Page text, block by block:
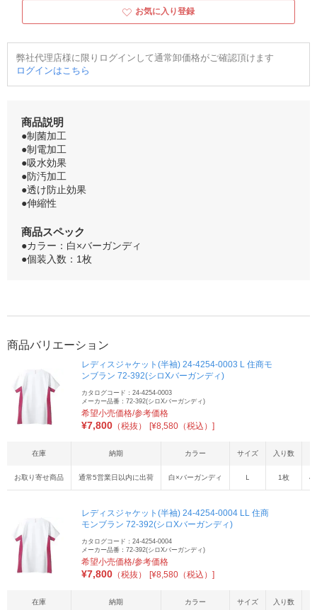
お気に入り登録
弊社代理店様に限りログインして通常卸価格がご確認頂けます
ログインはこちら
商品説明
●制菌加工
●制電加工
●吸水効果
●防汚加工
●透け防止効果
●伸縮性
商品スペック
●カラー：白×バーガンディ
●個装入数：1枚
商品バリエーション
レディスジャケット(半袖) 24-4254-0003 L 住商モ
ンブラン 72-392(シロXバーガンディ)
カタログコード：24-4254-0003
メーカー品番：72-392(シロXバーガンディ)
希望小売価格/参考価格
¥7,800 （税抜） [¥8,580（税込）]
在庫 納期 カラー サイズ 入り数
お取り寄せ商品 通常5営業日以内に出荷 白×バーガンディ Ｌ 1枚
レディスジャケット(半袖) 24-4254-0004 LL 住商
モンブラン 72-392(シロXバーガンディ)
カタログコード：24-4254-0004
メーカー品番：72-392(シロXバーガンディ)
希望小売価格/参考価格
¥7,800 （税抜） [¥8,580（税込）]
在庫 納期 カラー サイズ 入り数